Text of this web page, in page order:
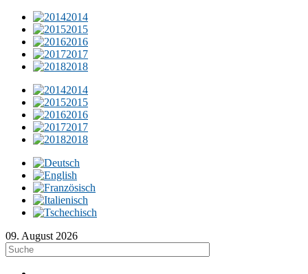
2014
2015
2016
2017
2018
2014
2015
2016
2017
2018
09. August 2026